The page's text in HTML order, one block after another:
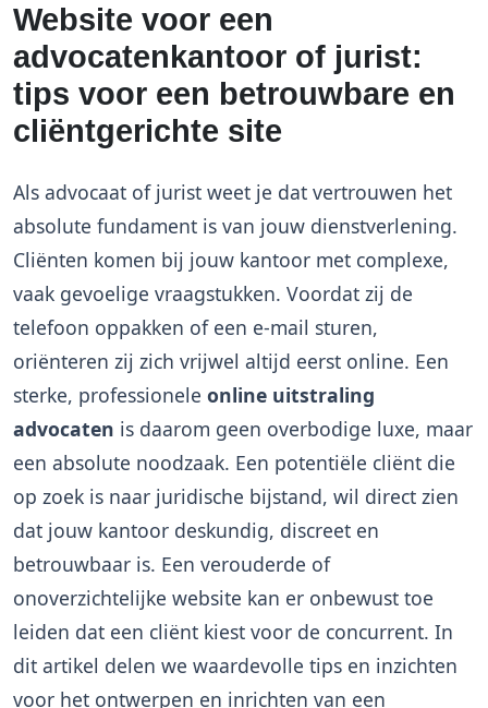
Website voor een
advocatenkantoor of jurist:
tips voor een betrouwbare en
cliëntgerichte site
Als advocaat of jurist weet je dat vertrouwen het
absolute fundament is van jouw dienstverlening.
Cliënten komen bij jouw kantoor met complexe,
vaak gevoelige vraagstukken. Voordat zij de
telefoon oppakken of een e-mail sturen,
oriënteren zij zich vrijwel altijd eerst online. Een
sterke, professionele online uitstraling
advocaten is daarom geen overbodige luxe, maar
een absolute noodzaak. Een potentiële cliënt die
op zoek is naar juridische bijstand, wil direct zien
dat jouw kantoor deskundig, discreet en
betrouwbaar is. Een verouderde of
onoverzichtelijke website kan er onbewust toe
leiden dat een cliënt kiest voor de concurrent. In
dit artikel delen we waardevolle tips en inzichten
voor het ontwerpen en inrichten van een